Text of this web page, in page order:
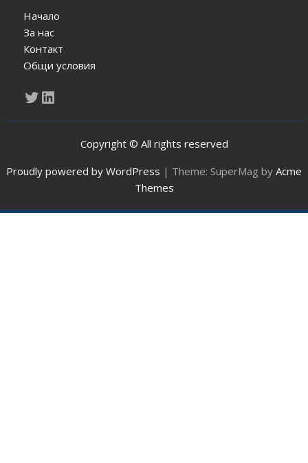
Начало
За нас
Контакт
Общи условия
Twitter
LinkedIn
Copyright © All rights reserved
Proudly powered by WordPress | Theme: SuperMag by Acme
Themes